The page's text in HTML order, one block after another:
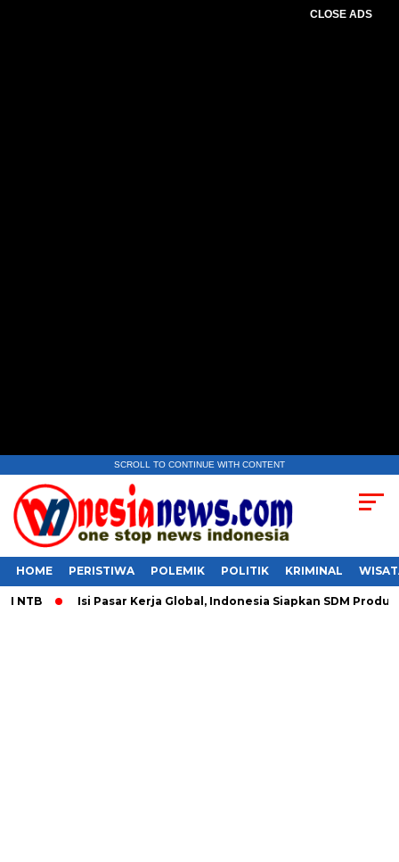
CLOSE ADS
SCROLL TO CONTINUE WITH CONTENT
HOME PERISTIWA POLEMIK POLITIK KRIMINAL
​Isi Pasar Kerja Global, Indonesia Siapkan SDM Produktif